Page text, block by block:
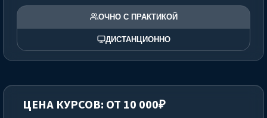
ОЧНО С ПРАКТИКОЙ
ДИСТАНЦИОННО
ЦЕНА КУРСОВ: ОТ 10 000₽